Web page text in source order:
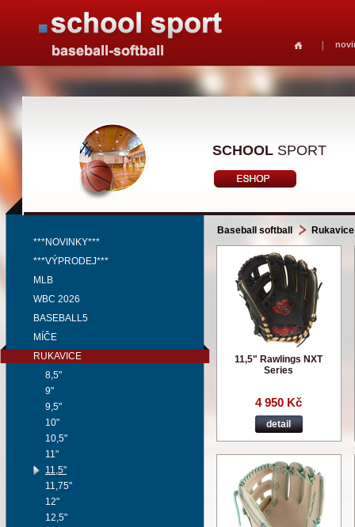
SCHOOL SPORT
***NOVINKY***
***VÝPRODEJ***
MLB
WBC 2026
BASEBALL5
MÍČE
RUKAVICE
8,5"
9"
9,5"
10"
10,5"
11"
11,5"
11,75"
12"
12,5"
Baseball softball Rukavice
11,5" Rawlings NXT
Series
4 950 Kč
detail